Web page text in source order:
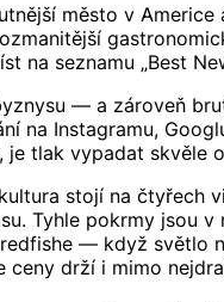
město v
seznamu „Best
— a zároveň
na Instagramu,
tlak vypadat skvěle
stojí na
Tyhle pokrmy jsou
— když světlo
drží i mimo